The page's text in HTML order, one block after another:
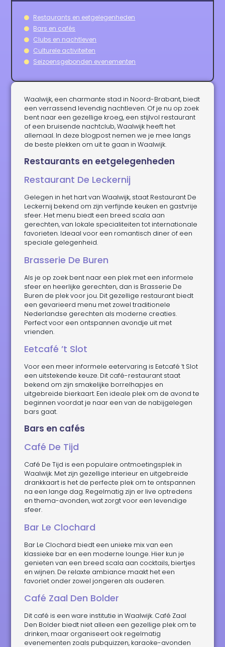
Waalwijk, een charmante stad in Noord-Brabant, biedt
een verrassend levendig nachtleven. Of je nu op zoek
bent naar een gezellige kroeg, een stijlvol restaurant
of een bruisende nachtclub, Waalwijk heeft het
allemaal. In deze blogpost nemen we je mee langs
de beste plekken om uit te gaan in Waalwijk.
Restaurants en eetgelegenheden
Restaurant De Leckernij
Gelegen in het hart van Waalwijk, staat Restaurant De
Leckernij bekend om zijn verfijnde keuken en gastvrije
sfeer. Het menu biedt een breed scala aan
gerechten, van lokale specialiteiten tot internationale
favorieten. Ideaal voor een romantisch diner of een
speciale gelegenheid.
Brasserie De Buren
Als je op zoek bent naar een plek met een informele
sfeer en heerlijke gerechten, dan is Brasserie De
Buren de plek voor jou. Dit gezellige restaurant biedt
een gevarieerd menu met zowel traditionele
Nederlandse gerechten als moderne creaties.
Perfect voor een ontspannen avondje uit met
vrienden.
Eetcafé ’t Slot
Voor een meer informele eetervaring is Eetcafé ’t Slot
een uitstekende keuze. Dit café-restaurant staat
bekend om zijn smakelijke borrelhapjes en
uitgebreide bierkaart. Een ideale plek om de avond te
beginnen voordat je naar een van de nabijgelegen
bars gaat.
Bars en cafés
Café De Tijd
Café De Tijd is een populaire ontmoetingsplek in
Waalwijk. Met zijn gezellige interieur en uitgebreide
drankkaart is het de perfecte plek om te ontspannen
na een lange dag. Regelmatig zijn er live optredens
en thema-avonden, wat zorgt voor een levendige
sfeer.
Bar Le Clochard
Bar Le Clochard biedt een unieke mix van een
klassieke bar en een moderne lounge. Hier kun je
genieten van een breed scala aan cocktails, biertjes
en wijnen. De relaxte ambiance maakt het een
favoriet onder zowel jongeren als ouderen.
Café Zaal Den Bolder
Dit café is een ware institutie in Waalwijk. Café Zaal
Den Bolder biedt niet alleen een gezellige plek om te
drinken, maar organiseert ook regelmatig
evenementen zoals pubquizzen, karaoke-avonden
Restaurants en eetgelegenheden
Bars en cafés
Clubs en nachtleven
Culturele activiteiten
Seizoensgebonden evenementen